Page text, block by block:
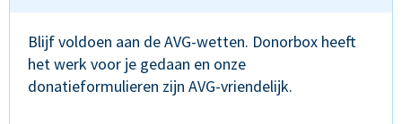
Blijf voldoen aan de AVG-wetten. Donorbox heeft
het werk voor je gedaan en onze
donatieformulieren zijn AVG-vriendelijk.